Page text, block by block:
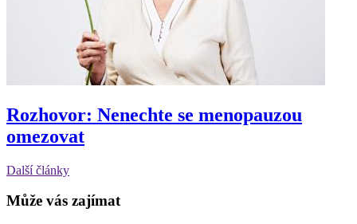
Rozhovor: Nenechte se menopauzou
omezovat
Další články
Může vás zajímat